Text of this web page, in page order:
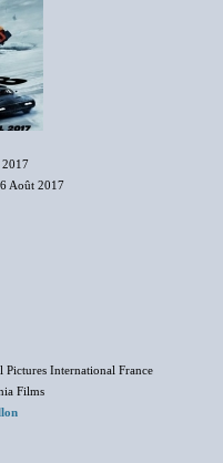
Août 2017
Pictures International France
Films